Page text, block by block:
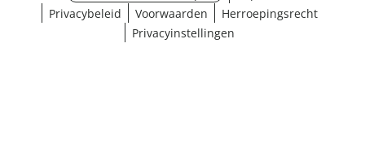
Privacybeleid
Voorwaarden
Herroepingsrecht
Privacyinstellingen